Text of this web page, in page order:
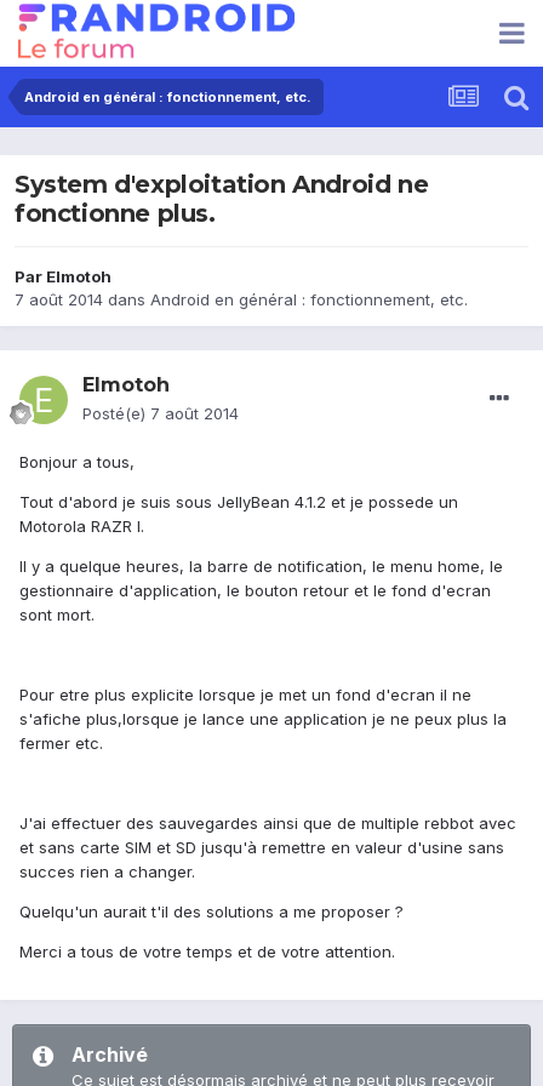
Android en général : fonctionnement, etc.
System d'exploitation Android ne
fonctionne plus.
Par Elmotoh
7 août 2014 dans Android en général : fonctionnement, etc.
Elmotoh
Posté(e) 7 août 2014
Bonjour a tous,
Tout d'abord je suis sous JellyBean 4.1.2 et je possede un
Motorola RAZR I.
Il y a quelque heures, la barre de notification, le menu home, le
gestionnaire d'application, le bouton retour et le fond d'ecran
sont mort.
Pour etre plus explicite lorsque je met un fond d'ecran il ne
s'afiche plus,lorsque je lance une application je ne peux plus la
fermer etc.
J'ai effectuer des sauvegardes ainsi que de multiple rebbot avec
et sans carte SIM et SD jusqu'à remettre en valeur d'usine sans
succes rien a changer.
Quelqu'un aurait t'il des solutions a me proposer ?
Merci a tous de votre temps et de votre attention.
Archivé
Ce sujet est désormais archivé et ne peut plus recevoir